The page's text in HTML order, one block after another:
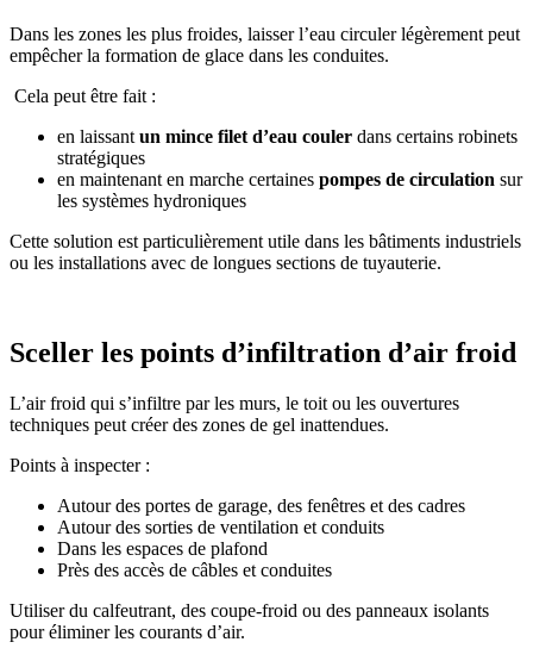
Dans les zones les plus froides, laisser l’eau circuler légèrement peut
empêcher la formation de glace dans les conduites.
Cela peut être fait :
en laissant un mince filet d’eau couler dans certains robinets
stratégiques
en maintenant en marche certaines pompes de circulation sur
les systèmes hydroniques
Cette solution est particulièrement utile dans les bâtiments industriels
ou les installations avec de longues sections de tuyauterie.
Sceller les points d’infiltration d’air froid
L’air froid qui s’infiltre par les murs, le toit ou les ouvertures
techniques peut créer des zones de gel inattendues.
Points à inspecter :
Autour des portes de garage, des fenêtres et des cadres
Autour des sorties de ventilation et conduits
Dans les espaces de plafond
Près des accès de câbles et conduites
Utiliser du calfeutrant, des coupe-froid ou des panneaux isolants
pour éliminer les courants d’air.